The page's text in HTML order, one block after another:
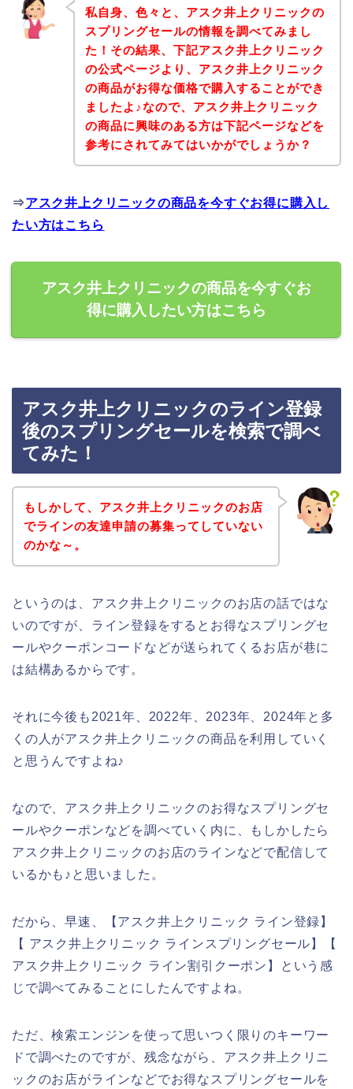
私自身、色々と、アスク井上クリニックの
スプリングセールの情報を調べてみまし
た！その結果、下記アスク井上クリニック
の公式ページより、アスク井上クリニック
の商品がお得な価格で購入することができ
ましたよ♪なので、アスク井上クリニック
の商品に興味のある方は下記ページなどを
参考にされてみてはいかがでしょうか？
⇒アスク井上クリニックの商品を今すぐお得に購入し
たい方はこちら
アスク井上クリニックの商品を今すぐお
得に購入したい方はこちら
アスク井上クリニックのライン登録
後のスプリングセールを検索で調べ
てみた！
もしかして、アスク井上クリニックのお店
でラインの友達申請の募集ってしていない
のかな～。
というのは、アスク井上クリニックのお店の話ではな
いのですが、ライン登録をするとお得なスプリングセ
ールやクーポンコードなどが送られてくるお店が巷に
は結構あるからです。
それに今後も2021年、2022年、2023年、2024年と多
くの人がアスク井上クリニックの商品を利用していく
と思うんですよね♪
なので、アスク井上クリニックのお得なスプリングセ
ールやクーポンなどを調べていく内に、もしかしたら
アスク井上クリニックのお店のラインなどで配信して
いるかも♪と思いました。
だから、早速、【アスク井上クリニック ライン登録】
【 アスク井上クリニック ラインスプリングセール】【
アスク井上クリニック ライン割引クーポン】という感
じで調べてみることにしたんですよね。
ただ、検索エンジンを使って思いつく限りのキーワー
ドで調べたのですが、残念ながら、アスク井上クリニ
ックのお店がラインなどでお得なスプリングセールを